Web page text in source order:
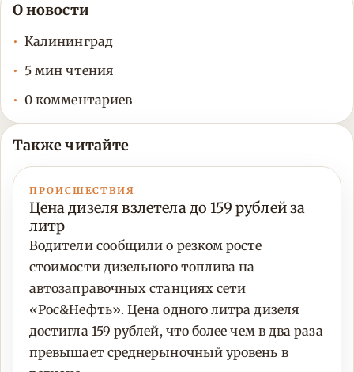
О новости
Калининград
5 мин чтения
0 комментариев
Также читайте
ПРОИСШЕСТВИЯ
Цена дизеля взлетела до 159 рублей за
литр
Водители сообщили о резком росте
стоимости дизельного топлива на
автозаправочных станциях сети
«Рос&Нефть». Цена одного литра дизеля
достигла 159 рублей, что более чем в два раза
превышает среднерыночный уровень в